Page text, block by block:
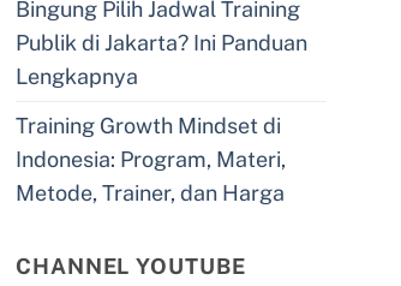
Bingung Pilih Jadwal Training
Publik di Jakarta? Ini Panduan
Lengkapnya
Training Growth Mindset di
Indonesia: Program, Materi,
Metode, Trainer, dan Harga
CHANNEL YOUTUBE